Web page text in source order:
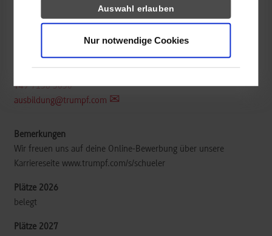
Auswahl erlauben
Nur notwendige Cookies
Ditzingen
+49 7156 3030
ausbildung@trumpf.com
Wir freuen uns auf deine Online-Bewerbung über unsere
Karriereseite www.trumpf.com/s/schueler
belegt